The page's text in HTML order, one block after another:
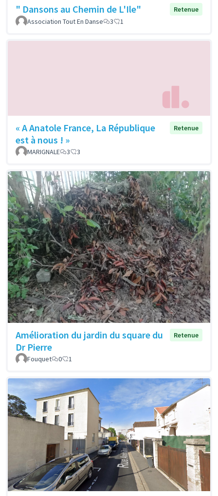
" Dansons au Chemin de L'Ile"
Retenue
Association Tout En Danse
3 1
« A Anatole France, La République
est à nous ! »
Retenue
MARIGNALE 3 3
Amélioration du jardin du square du
Dr Pierre
Retenue
Fouquet 0 1